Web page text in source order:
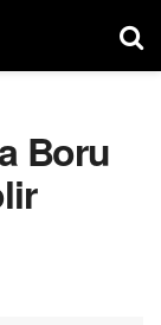
Boru